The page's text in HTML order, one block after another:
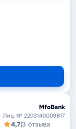
MfoBank
Лиц. № 2203140009817
4,7|3 отзыва